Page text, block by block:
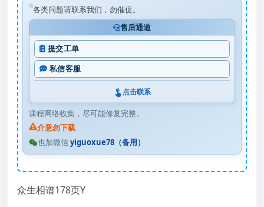
各类问题请联系我们，勿催促。
售后通道
提交工单
私信客服
点击联系
课程网络收集，尽可能修复完整。
介意勿下载
也加微信yiguoxue78（备用）
众生相谱178页Y